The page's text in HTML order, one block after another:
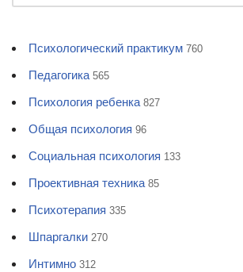
Психологический практикум 760
Педагогика 565
Психология ребенка 827
Общая психология 96
Социальная психология 133
Проективная техника 85
Психотерапия 335
Шпаргалки 270
Интимно 312